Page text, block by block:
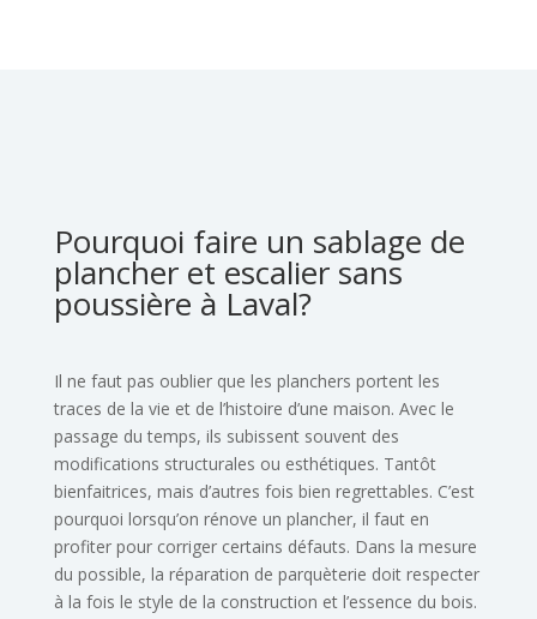
Pourquoi faire un sablage de
plancher et escalier sans
poussière à Laval?
Il ne faut pas oublier que les planchers portent les
traces de la vie et de l’histoire d’une maison. Avec le
passage du temps, ils subissent souvent des
modifications structurales ou esthétiques. Tantôt
bienfaitrices, mais d’autres fois bien regrettables. C’est
pourquoi lorsqu’on rénove un plancher, il faut en
profiter pour corriger certains défauts. Dans la mesure
du possible, la réparation de parquèterie doit respecter
à la fois le style de la construction et l’essence du bois.